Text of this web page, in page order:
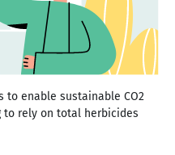
to enable sustainable CO2
rely on total herbicides